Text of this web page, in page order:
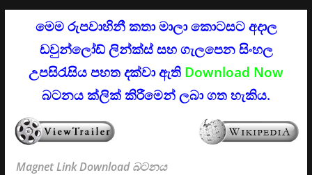
මෙම රුපවාහිනී කතා මාලා කොටසට අදාල
ඩවුන්ලෝඩ් ලින්ක්ස් සහ ගැලපෙන සිංහල
උපසිරැසිය පහත දක්වා ඇති Download Now
බටනය ක්ලික් කිරීමෙන් ලබා ගත හැකිය.
Magnet Link Download බටනය